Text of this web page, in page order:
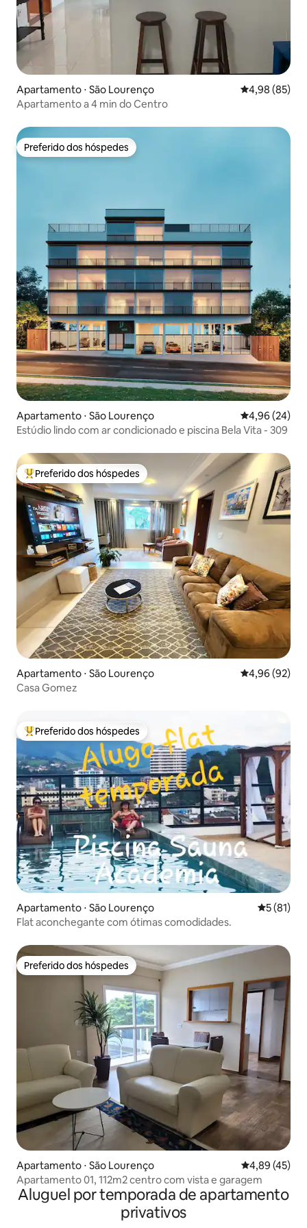
Apartamento ⋅ São Lourenço 4,98 de uma
4,98 (85)
Apartamento a 4 min do Centro
Preferido dos hóspedes
Preferido dos hóspedes
Apartamento ⋅ São Lourenço 4,96 de uma
4,96 (24)
Estúdio lindo com ar condicionado e piscina Bela Vita - 309
Entre os melhores preferidos dos hóspedes
Preferido dos hóspedes
Apartamento ⋅ São Lourenço 4,96 de uma
4,96 (92)
Casa Gomez
Entre os melhores preferidos dos hóspedes
Preferido dos hóspedes
Apartamento ⋅ São Lourenço 5 de uma
5 (81)
Flat aconchegante com ótimas comodidades.
Preferido dos hóspedes
Preferido dos hóspedes
Apartamento ⋅ São Lourenço 4,89 de uma
4,89 (45)
Apartamento 01, 112m2 centro com vista e garagem
Aluguel por temporada de apartamento
privativos